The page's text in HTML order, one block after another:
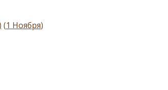
(1 Ноября)